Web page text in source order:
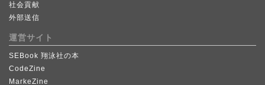
社会貢献
外部送信
運営サイト
SEBook 翔泳社の本
CodeZine
MarkeZine